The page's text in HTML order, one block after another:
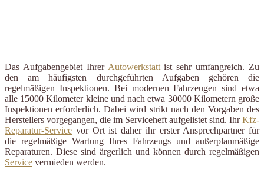
Das Aufgabengebiet Ihrer Autowerkstattist sehr umfangreich. Zu
den am häufigsten durchgeführten Aufgaben gehören die
regelmäßigen Inspektionen. Bei modernen Fahrzeugen sind etwa
alle 15000 Kilometer kleine und nach etwa 30000 Kilometern große
Inspektionen erforderlich. Dabei wird strikt nach den Vorgaben des
Herstellers vorgegangen, die im Serviceheft aufgelistet sind. IhrKfz-
Reparatur-Service vor Ort ist daher ihr erster Ansprechpartner für
die regelmäßige Wartung Ihres Fahrzeugs und außerplanmäßige
Reparaturen. Diese sind ärgerlich und können durch regelmäßigen
Service vermieden werden.